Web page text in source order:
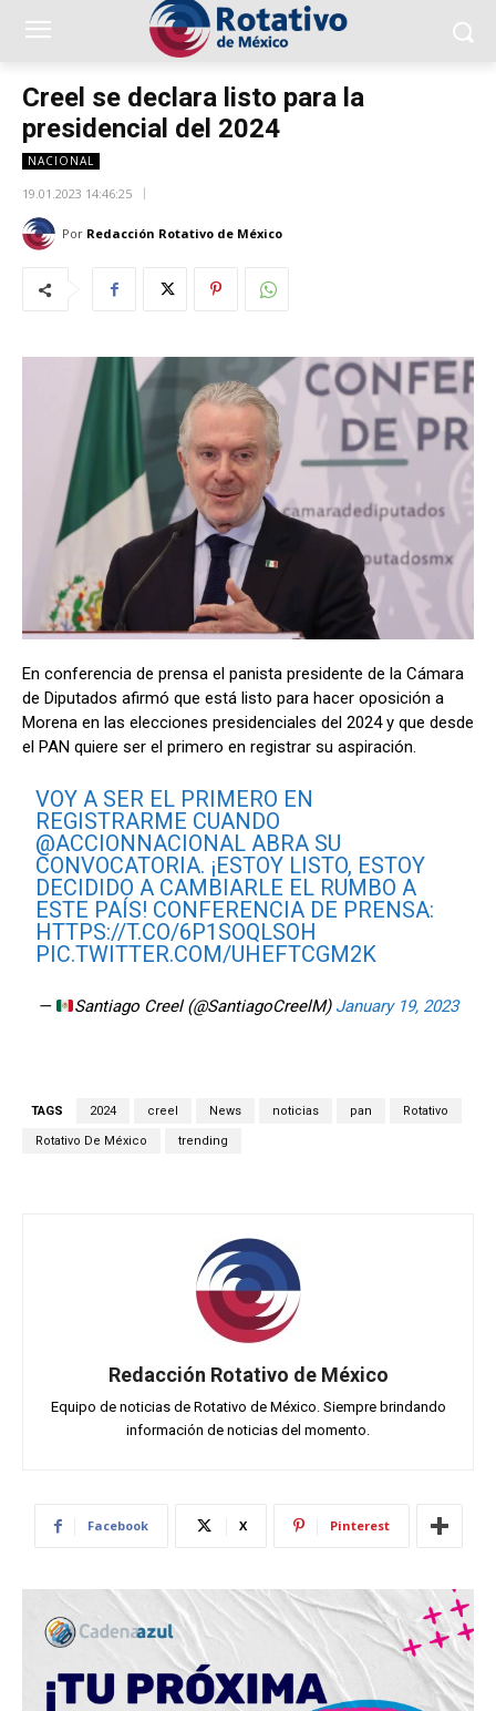
Creel se declara listo para la
presidencial del 2024
NACIONAL
19.01.2023 14:46:25
Por Redacción Rotativo de México
En conferencia de prensa el panista presidente de la Cámara
de Diputados afirmó que está listo para hacer oposición a
Morena en las elecciones presidenciales del 2024 y que desde
el PAN quiere ser el primero en registrar su aspiración.
VOY A SER EL PRIMERO EN
REGISTRARME CUANDO
@ACCIONNACIONAL ABRA SU
CONVOCATORIA. ¡ESTOY LISTO, ESTOY
DECIDIDO A CAMBIARLE EL RUMBO A
ESTE PAÍS! CONFERENCIA DE PRENSA:
HTTPS://T.CO/6P1SOQLSOH
PIC.TWITTER.COM/UHEFTCGM2K
— Santiago Creel (@SantiagoCreelM) January 19, 2023
TAGS 2024 creel News noticias pan Rotativo
Rotativo De México trending
Redacción Rotativo de México
Equipo de noticias de Rotativo de México. Siempre brindando
información de noticias del momento.
Facebook X Pinterest